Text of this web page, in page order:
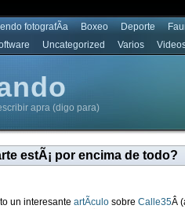
fotografÃ­a Boxeo Deporte
Uncategorized Varios
apra (digo para)
estÃ¡ por encima de todo?
un interesante artÃ­culo sobre Calle35Â